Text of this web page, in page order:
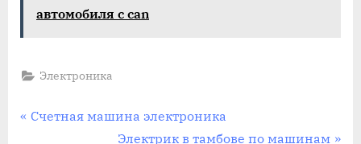
автомобиля с can
Электроника
Навигация
P
Счетная машина электроника
N
Электрик в тамбове по машинам